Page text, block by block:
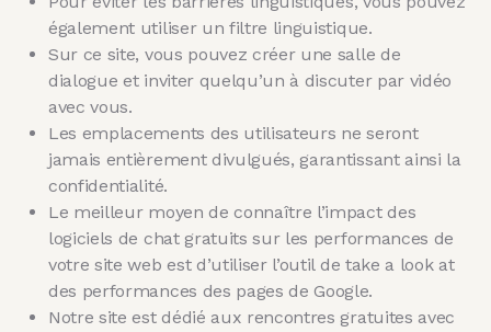
également utiliser un filtre linguistique.
Sur ce site, vous pouvez créer une salle de
dialogue et inviter quelqu’un à discuter par vidéo
avec vous.
Les emplacements des utilisateurs ne seront
jamais entièrement divulgués, garantissant ainsi la
confidentialité.
Le meilleur moyen de connaître l’impact des
logiciels de chat gratuits sur les performances de
votre site web est d’utiliser l’outil de take a look at
des performances des pages de Google.
Notre site est dédié aux rencontres gratuites avec